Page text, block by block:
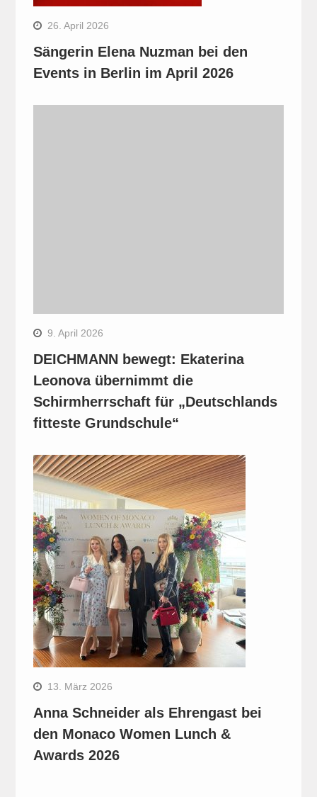
26. April 2026
Sängerin Elena Nuzman bei den
Events in Berlin im April 2026
9. April 2026
DEICHMANN bewegt: Ekaterina
Leonova übernimmt die
Schirmherrschaft für „Deutschlands
fitteste Grundschule“
13. März 2026
Anna Schneider als Ehrengast bei
den Monaco Women Lunch &
Awards 2026